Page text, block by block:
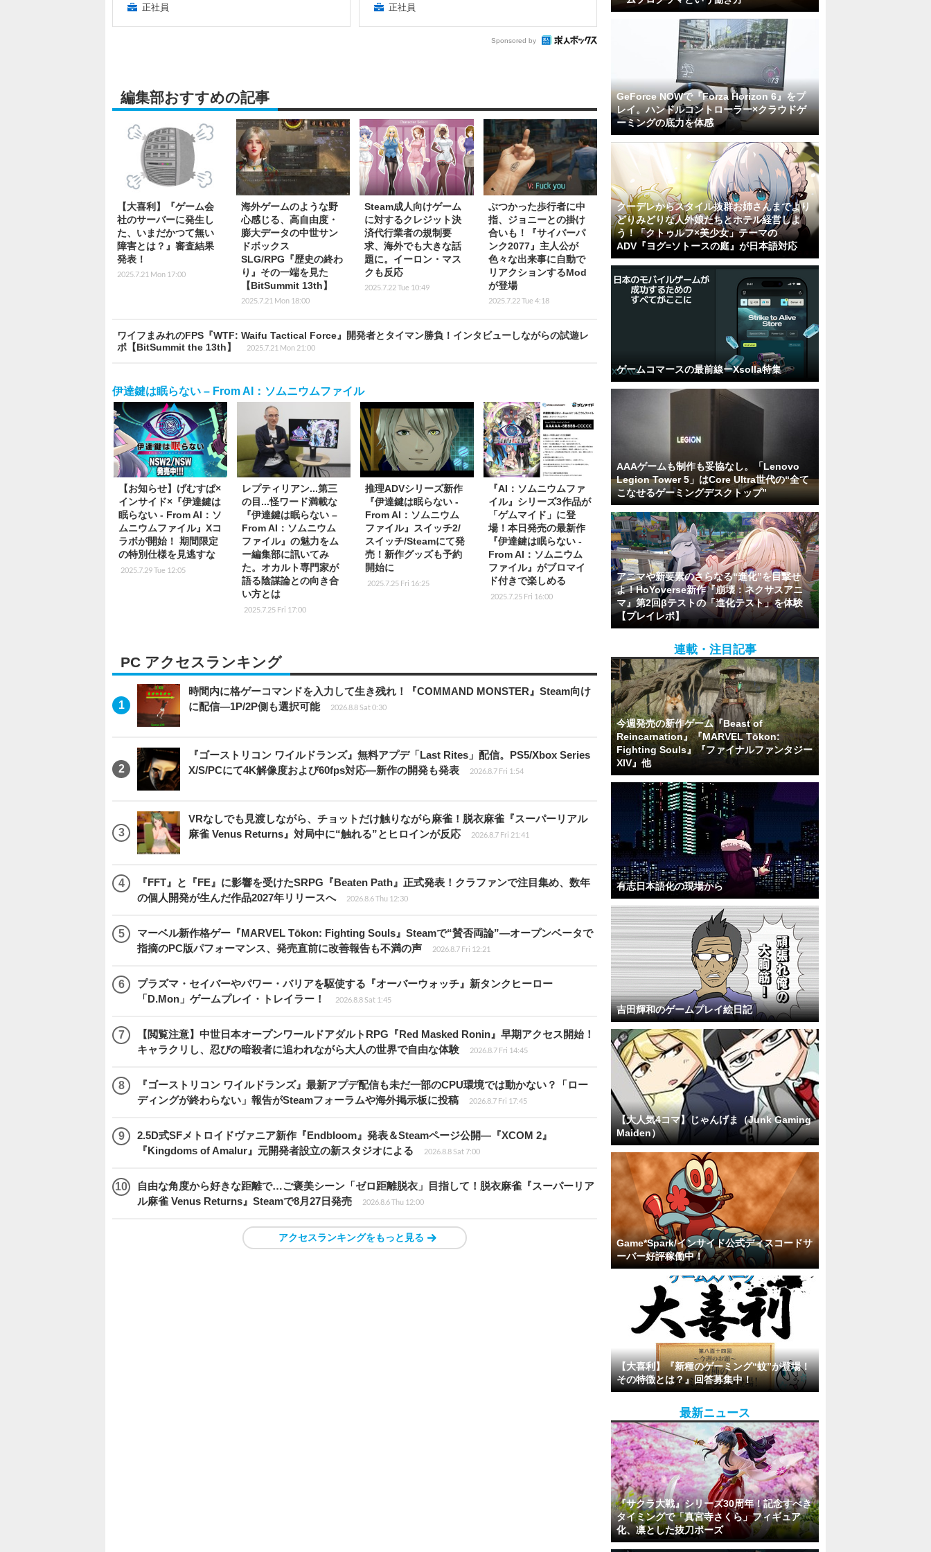
正社員
正社員
Sponsored by
編集部おすすめの記事
【大喜利】『ゲーム会
社のサーバーに発生し
た、いまだかつて無い
障害とは？』審査結果
発表！
2025.7.21 Mon 17:00
海外ゲームのような野
心感じる、高自由度・
膨大データの中世サン
ドボックス
SLG/RPG『歴史の終わ
り』その一端を見た
【BitSummit 13th】
2025.7.21 Mon 18:00
Steam成人向けゲーム
に対するクレジット決
済代行業者の規制要
求、海外でも大きな話
題に。イーロン・マス
クも反応
2025.7.22 Tue 10:49
ぶつかった歩行者に中
指、ジョニーとの掛け
合いも！『サイバーパ
ンク2077』主人公が
色々な出来事に自動で
リアクションするMod
が登場
2025.7.22 Tue 4:18
ワイフまみれのFPS『WTF: Waifu Tactical Force』開発者とタイマン勝負！インタビューしながらの試遊レ
ポ【BitSummit the 13th】
2025.7.21 Mon 21:00
伊達鍵は眠らない – From AI：ソムニウムファイル
【お知らせ】げむすぱ×
インサイド×『伊達鍵は
眠らない - From AI：ソ
ムニウムファイル』Xコ
ラボが開始！ 期間限定
の特別仕様を見逃すな
2025.7.29 Tue 12:05
レプティリアン...第三
の目...怪ワード満載な
『伊達鍵は眠らない –
From AI：ソムニウム
ファイル』の魅力をム
ー編集部に訊いてみ
た。オカルト専門家が
語る陰謀論との向き合
い方とは
2025.7.25 Fri 17:00
推理ADVシリーズ新作
『伊達鍵は眠らない -
From AI：ソムニウム
ファイル』スイッチ2/
スイッチ/Steamにて発
売！新作グッズも予約
開始に
2025.7.25 Fri 16:25
『AI：ソムニウムファ
イル』シリーズ3作品が
「ゲムマイド」に登
場！本日発売の最新作
『伊達鍵は眠らない -
From AI：ソムニウム
ファイル』がブロマイ
ド付きで楽しめる
2025.7.25 Fri 16:00
PC アクセスランキング
時間内に格ゲーコマンドを入力して生き残れ！『COMMAND MONSTER』Steam向け
に配信―1P/2P側も選択可能
2026.8.8 Sat 0:30
『ゴーストリコン ワイルドランズ』無料アプデ「Last Rites」配信。PS5/Xbox Series
X/S/PCにて4K解像度および60fps対応―新作の開発も発表
2026.8.7 Fri 1:54
VRなしでも見渡しながら、チョットだけ触りながら麻雀！脱衣麻雀『スーパーリアル
麻雀 Venus Returns』対局中に“触れる”とヒロインが反応
2026.8.7 Fri 21:41
『FFT』と『FE』に影響を受けたSRPG『Beaten Path』正式発表！クラファンで注目集め、数年
の個人開発が生んだ作品2027年リリースへ
2026.8.6 Thu 12:30
マーベル新作格ゲー『MARVEL Tōkon: Fighting Souls』Steamで“賛否両論”―オープンベータで
指摘のPC版パフォーマンス、発売直前に改善報告も不満の声
2026.8.7 Fri 12:21
プラズマ・セイバーやパワー・バリアを駆使する『オーバーウォッチ』新タンクヒーロー
「D.Mon」ゲームプレイ・トレイラー！
2026.8.8 Sat 1:45
【閲覧注意】中世日本オープンワールドアダルトRPG『Red Masked Ronin』早期アクセス開始！
キャラクリし、忍びの暗殺者に追われながら大人の世界で自由な体験
2026.8.7 Fri 14:45
『ゴーストリコン ワイルドランズ』最新アプデ配信も未だ一部のCPU環境では動かない？「ロー
ディングが終わらない」報告がSteamフォーラムや海外掲示板に投稿
2026.8.7 Fri 17:45
2.5D式SFメトロイドヴァニア新作『Endbloom』発表＆Steamページ公開―『XCOM 2』
『Kingdoms of Amalur』元開発者設立の新スタジオによる
2026.8.8 Sat 7:00
自由な角度から好きな距離で…ご褒美シーン「ゼロ距離脱衣」目指して！脱衣麻雀『スーパーリア
ル麻雀 Venus Returns』Steamで8月27日発売
2026.8.6 Thu 12:00
アクセスランキングをもっと見る
GeForce NOWで『Forza Horizon 6』をプ
レイ。ハンドルコントローラー×クラウドゲ
ーミングの底力を体感
クーデレからスタイル抜群お姉さんまでより
どりみどりな人外娘たちとホテル経営しよ
う！「クトゥルフ×美少女」テーマの
ADV『ヨグ=ソトースの庭』が日本語対応
ゲームコマースの最前線ーXsolla特集
AAAゲームも制作も妥協なし。「Lenovo
Legion Tower 5」はCore Ultra世代の“全て
こなせるゲーミングデスクトップ”
アニマや新要素のさらなる“進化”を目撃せ
よ！HoYoverse新作『崩壊：ネクサスアニ
マ』第2回βテストの「進化テスト」を体験
【プレイレポ】
連載・注目記事
今週発売の新作ゲーム『Beast of
Reincarnation』『MARVEL Tōkon:
Fighting Souls』『ファイナルファンタジー
XIV』他
有志日本語化の現場から
吉田輝和のゲームプレイ絵日記
【大人気4コマ】じゃんげま（Junk Gaming
Maiden）
Game*Spark/インサイド公式ディスコードサ
ーバー好評稼働中！
【大喜利】『新種のゲーミング“蚊”が登場！
その特徴とは？』回答募集中！
最新ニュース
『サクラ大戦』シリーズ30周年！記念すべき
タイミングで「真宮寺さくら」フィギュア
化、凛とした抜刀ポーズ